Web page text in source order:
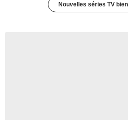
Nouvelles séries TV